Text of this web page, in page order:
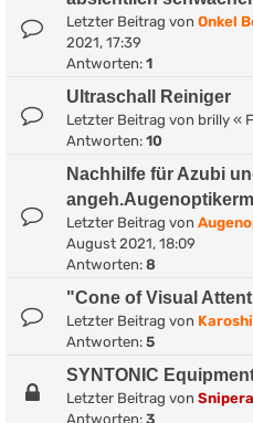
Letzter Beitrag von Onkel
2021, 17:39
Antworten: 1
Ultraschall Reiniger
Letzter Beitrag von brilly «
Antworten: 10
Nachhilfe für Azubi
Letzter Beitrag von
August 2021, 18:09
Antworten: 8
"Cone of Visual
Letzter Beitrag von Karoshi
Antworten: 5
SYNTONIC
Letzter Beitrag von Snipera
Antworten: 3